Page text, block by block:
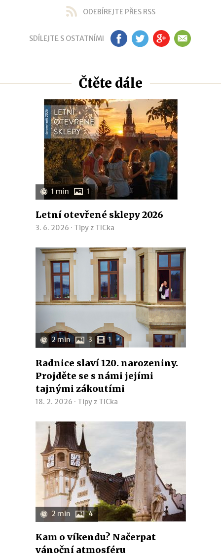
ODEBÍREJTE PŘES RSS
SDÍLEJTE S OSTATNÍMI FB TW GP EM
Čtěte dále
1 min 1
Letní otevřené sklepy 2026
3. 6. 2026 · Tipy z TICka
2 min 3 1
Radnice slaví 120. narozeniny.
Projděte se s námi jejími
tajnými zákoutími
18. 2. 2026 · Tipy z TICka
2 min 4
Kam o víkendu? Načerpat
vánoční atmosféru